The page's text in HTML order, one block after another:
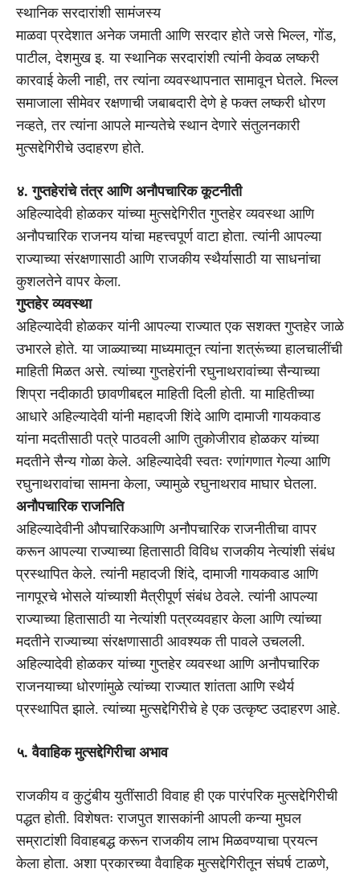
स्थानिक सरदारांशी सामंजस्य
माळवा प्रदेशात अनेक जमाती आणि सरदार होते जसे भिल्ल, गोंड,
पाटील, देशमुख इ. या स्थानिक सरदारांशी त्यांनी केवळ लष्करी
कारवाई केली नाही, तर त्यांना व्यवस्थापनात सामावून घेतले. भिल्ल
समाजाला सीमेवर रक्षणाची जबाबदारी देणे हे फक्त लष्करी धोरण
नव्हते, तर त्यांना आपले मान्यतेचे स्थान देणारे संतुलनकारी
मुत्सद्देगिरीचे उदाहरण होते.
४. गुप्तहेरांचे तंत्र आणि अनौपचारिक कूटनीती
अहिल्यादेवी होळकर यांच्या मुत्सद्देगिरीत गुप्तहेर व्यवस्था आणि
अनौपचारिक राजनय यांचा महत्त्वपूर्ण वाटा होता. त्यांनी आपल्या
राज्याच्या संरक्षणासाठी आणि राजकीय स्थैर्यासाठी या साधनांचा
कुशलतेने वापर केला.
गुप्तहेर व्यवस्था
अहिल्यादेवी होळकर यांनी आपल्या राज्यात एक सशक्त गुप्तहेर जाळे
उभारले होते. या जाळ्याच्या माध्यमातून त्यांना शत्रूंच्या हालचालींची
माहिती मिळत असे. त्यांच्या गुप्तहेरांनी रघुनाथरावांच्या सैन्याच्या
शिप्रा नदीकाठी छावणीबद्दल माहिती दिली होती. या माहितीच्या
आधारे अहिल्यादेवी यांनी महादजी शिंदे आणि दामाजी गायकवाड
यांना मदतीसाठी पत्रे पाठवली आणि तुकोजीराव होळकर यांच्या
मदतीने सैन्य गोळा केले. अहिल्यादेवी स्वतः रणांगणात गेल्या आणि
रघुनाथरावांचा सामना केला, ज्यामुळे रघुनाथराव माघार घेतला.
अनौपचारिक राजनिति
अहिल्यादेवीनी औपचारिकआणि अनौपचारिक राजनीतीचा वापर
करून आपल्या राज्याच्या हितासाठी विविध राजकीय नेत्यांशी संबंध
प्रस्थापित केले. त्यांनी महादजी शिंदे, दामाजी गायकवाड आणि
नागपूरचे भोसले यांच्याशी मैत्रीपूर्ण संबंध ठेवले. त्यांनी आपल्या
राज्याच्या हितासाठी या नेत्यांशी पत्रव्यवहार केला आणि त्यांच्या
मदतीने राज्याच्या संरक्षणासाठी आवश्यक ती पावले उचलली.
अहिल्यादेवी होळकर यांच्या गुप्तहेर व्यवस्था आणि अनौपचारिक
राजनयाच्या धोरणांमुळे त्यांच्या राज्यात शांतता आणि स्थैर्य
प्रस्थापित झाले. त्यांच्या मुत्सद्देगिरीचे हे एक उत्कृष्ट उदाहरण आहे.
५. वैवाहिक मुत्सद्देगिरीचा अभाव
राजकीय व कुटुंबीय युतींसाठी विवाह ही एक पारंपरिक मुत्सद्देगिरीची
पद्धत होती. विशेषतः राजपुत शासकांनी आपली कन्या मुघल
सम्राटांशी विवाहबद्ध करून राजकीय लाभ मिळवण्याचा प्रयत्न
केला होता. अशा प्रकारच्या वैवाहिक मुत्सद्देगिरीतून संघर्ष टाळणे,